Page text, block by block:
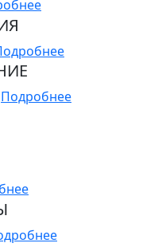
Подробнее